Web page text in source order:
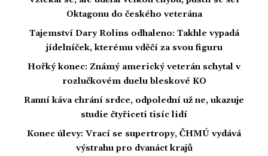
Oktagonu do českého veterána
Tajemství Dary Rolins odhaleno: Takhle vypadá
jídelníček, kterému vděčí za svou figuru
Hořký konec: Známý americký veterán schytal v
rozlučkovém duelu bleskové KO
Ranní káva chrání srdce, odpolední už ne, ukazuje
studie čtyřiceti tisíc lidí
Konec úlevy: Vrací se supertropy, ČHMÚ vydává
výstrahu pro dvanáct krajů